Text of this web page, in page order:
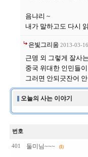
음냐리 ~
내가 말하고도 다시
은빛그리움 2013-03-16
근뎅 외 그렇게 잘사
중국 위대한 인민들
그러면 안되긋잔어
오늘의 사는 이야기
번호
401 둘미님~~~ (1)